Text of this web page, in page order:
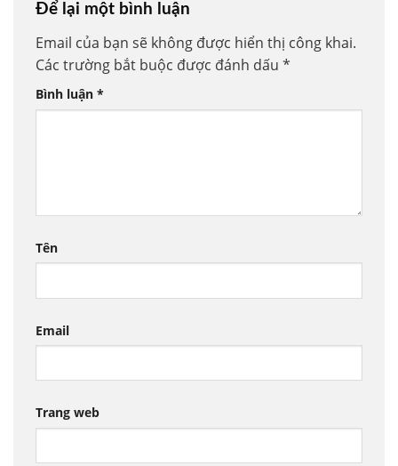
Để lại một bình luận
Email của bạn sẽ không được hiển thị công khai.
Các trường bắt buộc được đánh dấu *
Bình luận *
Tên
Email
Trang web